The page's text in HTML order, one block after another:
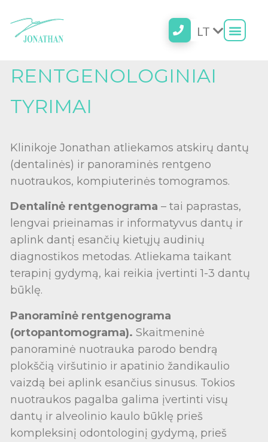
LT
RU
RENTGENOLOGINIAI
TYRIMAI
Klinikoje Jonathan atliekamos atskirų dantų
(dentalinės) ir panoraminės rentgeno
nuotraukos, kompiuterinės tomogramos.
Dentalinė rentgenograma – tai paprastas,
lengvai prieinamas ir informatyvus dantų ir
aplink dantį esančių kietųjų audinių
diagnostikos metodas. Atliekama taikant
terapinį gydymą, kai reikia įvertinti 1-3 dantų
būklę.
Panoraminė rentgenograma
(ortopantomograma). Skaitmeninė
panoraminė nuotrauka parodo bendrą
plokščią viršutinio ir apatinio žandikaulio
vaizdą bei aplink esančius sinusus. Tokios
nuotraukos pagalba galima įvertinti visų
dantų ir alveolinio kaulo būklę prieš
kompleksinį odontologinį gydymą, prieš